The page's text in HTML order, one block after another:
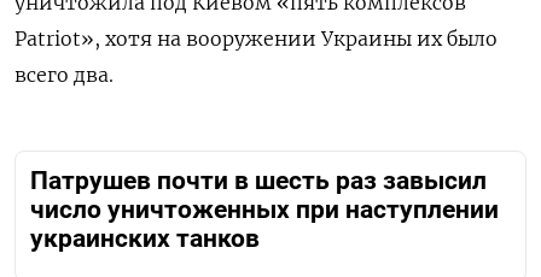
Patriot», хотя на вооружении Украины их было
всего два.
Патрушев почти в шесть раз завысил
число уничтоженных при наступлении
украинских танков